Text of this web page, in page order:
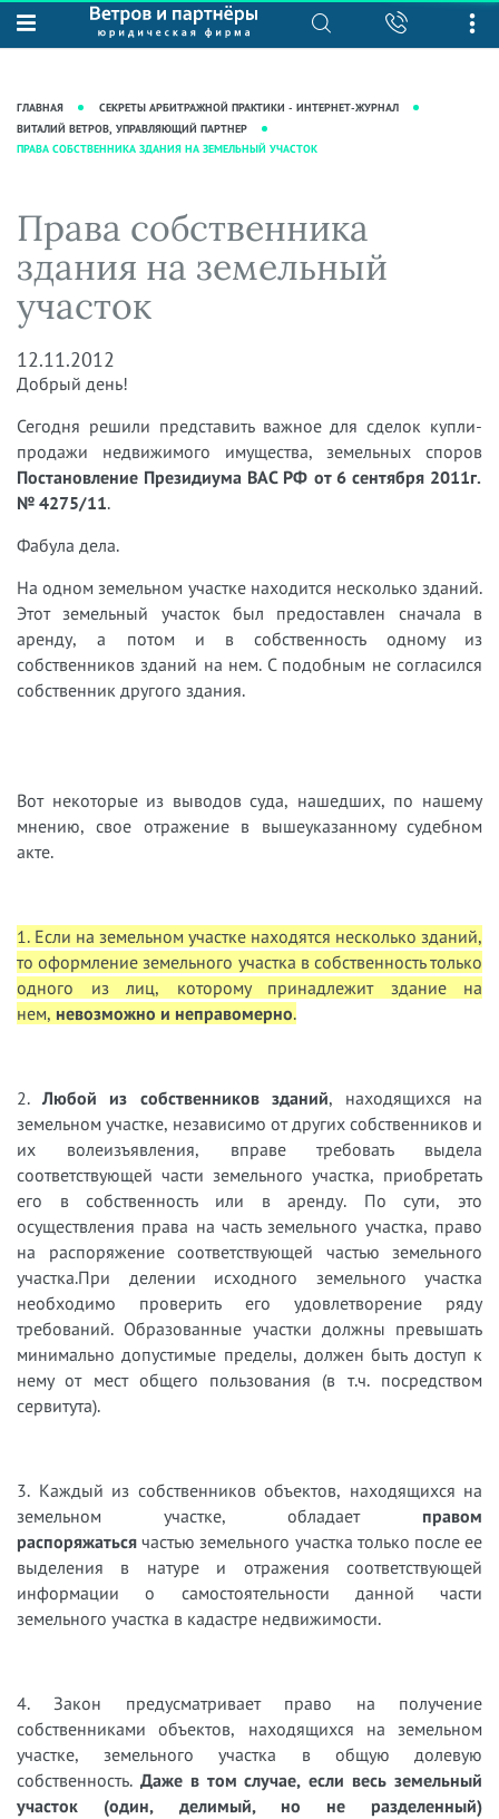
О нас
Рекомендации
фирмы
Кейсы
Вакансии
Юридические услуги
Интеллектуальная собственность
Сопровождение бизнеса
Ведение уголовных дел
Защита активов
База знаний
Журнал "Секреты арбитражной
практики"
Статьи
Аудиоподкасты
Видеоподкасты
Справочная
Вебинары и семинары
ГЛАВНАЯ
СЕКРЕТЫ АРБИТРАЖНОЙ ПРАКТИКИ - ИНТЕРНЕТ-ЖУРНАЛ
ВИТАЛИЙ ВЕТРОВ, УПРАВЛЯЮЩИЙ ПАРТНЕР
ПРАВА СОБСТВЕННИКА ЗДАНИЯ НА ЗЕМЕЛЬНЫЙ УЧАСТОК
Права собственника
здания на земельный
участок
12.11.2012
Добрый день!
Сегодня решили представить важное для сделок купли-
продажи недвижимого имущества, земельных споров
Постановление Президиума ВАС РФ от 6 сентября 2011г.
№ 4275/11.
Фабула дела.
На одном земельном участке находится несколько зданий.
Этот земельный участок был предоставлен сначала в
аренду, а потом и в собственность одному из
собственников зданий на нем. С подобным не согласился
собственник другого здания.
Вот некоторые из выводов суда, нашедших, по нашему
мнению, свое отражение в вышеуказанному судебном
акте.
1. Если на земельном участке находятся несколько зданий,
то оформление земельного участка в собственность только
одного из лиц, которому принадлежит здание на
нем, невозможно и неправомерно.
2.Любой из собственников зданий, находящихся на
земельном участке, независимо от других собственников и
их волеизъявления, вправе требовать выдела
соответствующей части земельного участка, приобретать
его в собственность или в аренду. По сути, это
осуществления права на часть земельного участка, право
на распоряжение соответствующей частью земельного
участка.При делении исходного земельного участка
необходимо проверить его удовлетворение ряду
требований. Образованные участки должны превышать
минимально допустимые пределы, должен быть доступ к
нему от мест общего пользования (в т.ч. посредством
сервитута).
3. Каждый из собственников объектов, находящихся на
земельном участке, обладает правом
распоряжаться частью земельного участка только после ее
выделения в натуре и отражения соответствующей
информации о самостоятельности данной части
земельного участка в кадастре недвижимости.
4. Закон предусматривает право на получение
собственниками объектов, находящихся на земельном
участке, земельного участка в общую долевую
собственность. Даже в том случае, если весь земельный
участок (один, делимый, но не разделенный)